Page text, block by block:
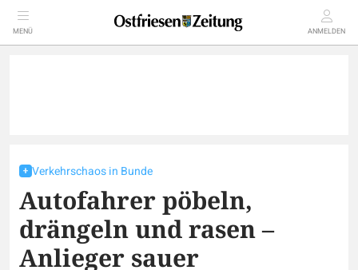
MENÜ ANMELDEN
Verkehrschaos in Bunde
Autofahrer pöbeln,
drängeln und rasen –
Anlieger sauer